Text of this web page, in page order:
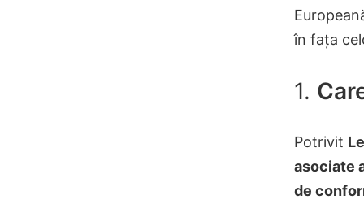
în fața
1.
Potrivit
asociate
de